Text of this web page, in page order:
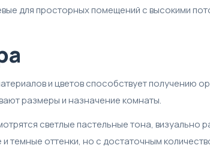
для просторных помещений с высокими
и цветов способствует получению
размеры и назначение комнаты.
светлые пастельные тона,
темные оттенки, но с достаточным